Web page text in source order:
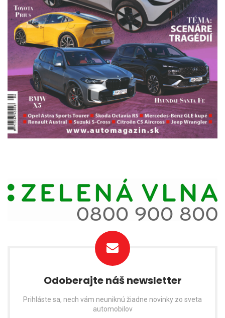
Odoberajte náš newsletter
Prihláste sa, nech vám neuniknú žiadne novinky zo sveta
automobilov